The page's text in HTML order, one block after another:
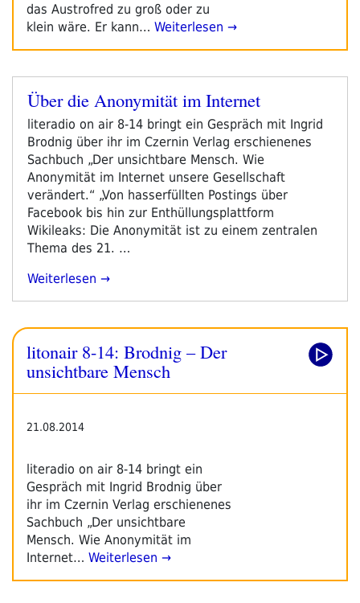
das Austrofred zu groß oder zu
klein wäre. Er kann… Weiterlesen →
Veröffentlicht
Über die Anonymität im Internet
literadio on air 8-14 bringt ein Gespräch mit Ingrid
Brodnig über ihr im Czernin Verlag erschienenes
Sachbuch „Der unsichtbare Mensch. Wie
Anonymität im Internet unsere Gesellschaft
verändert.“ „Von hasserfüllten Postings über
Facebook bis hin zur Enthüllungsplattform
Wikileaks: Die Anonymität ist zu einem zentralen
Thema des 21. …
„Über
Im
Internet“
Weiterlesen
litonair 8-14: Brodnig – Der
unsichtbare Mensch
21.08.2014
literadio on air 8-14 bringt ein
Gespräch mit Ingrid Brodnig über
ihr im Czernin Verlag erschienenes
Sachbuch „Der unsichtbare
Mensch. Wie Anonymität im
Internet… Weiterlesen →